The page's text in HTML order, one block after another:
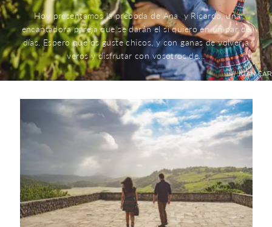
Hoy presentamos la preboda de Ana y Ricardo, una
encantadora pareja que se darán el si quiero en un par de
días. Espero que os guste chicos, y con ganas de volver a
veros y disfrutar con vosotros de...